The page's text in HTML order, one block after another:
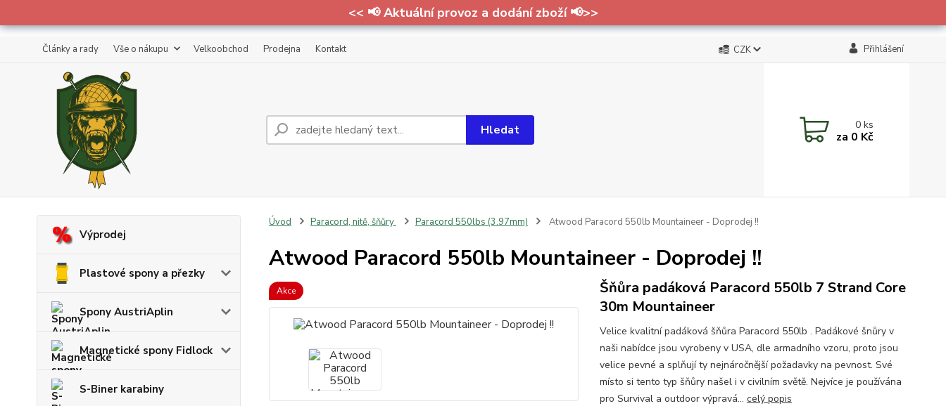
<< 📢 Aktuální provoz a dodání zboží 📢>>
Články a rady Vše o nákupu Velkoobchod Prodejna Kontakt CZK Přihlášení
Hledat 0ks
za 0 Kč
Výprodej
Plastové spony a přezky
Spony AustriAplin
Magnetické spony Fidlock
S-Biner karabiny
Úvod Paracord, nitě, šňůry Paracord 550lbs (3.97mm) Atwood Paracord 550lb Mountaineer - Doprodej !!
Atwood Paracord 550lb Mountaineer - Doprodej !!
Akce
Šňůra padáková Paracord 550lb 7 Strand Core
30m Mountaineer
Velice kvalitní padáková šňůra Paracord 550lb . Padákové šnůry v
naši nabídce jsou vyrobeny v USA, dle armadního vzoru, proto jsou
velice pevné a splňují ty nejnáročnější požadavky na pevnost. Své
místo si tento typ šňůry našel i v civilním světě. Nejvíce je používána
pro Survival a outdoor výpravá... celý popis